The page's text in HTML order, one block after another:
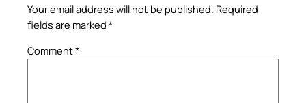
Your email address will not be published. Required
fields are marked *
Comment*